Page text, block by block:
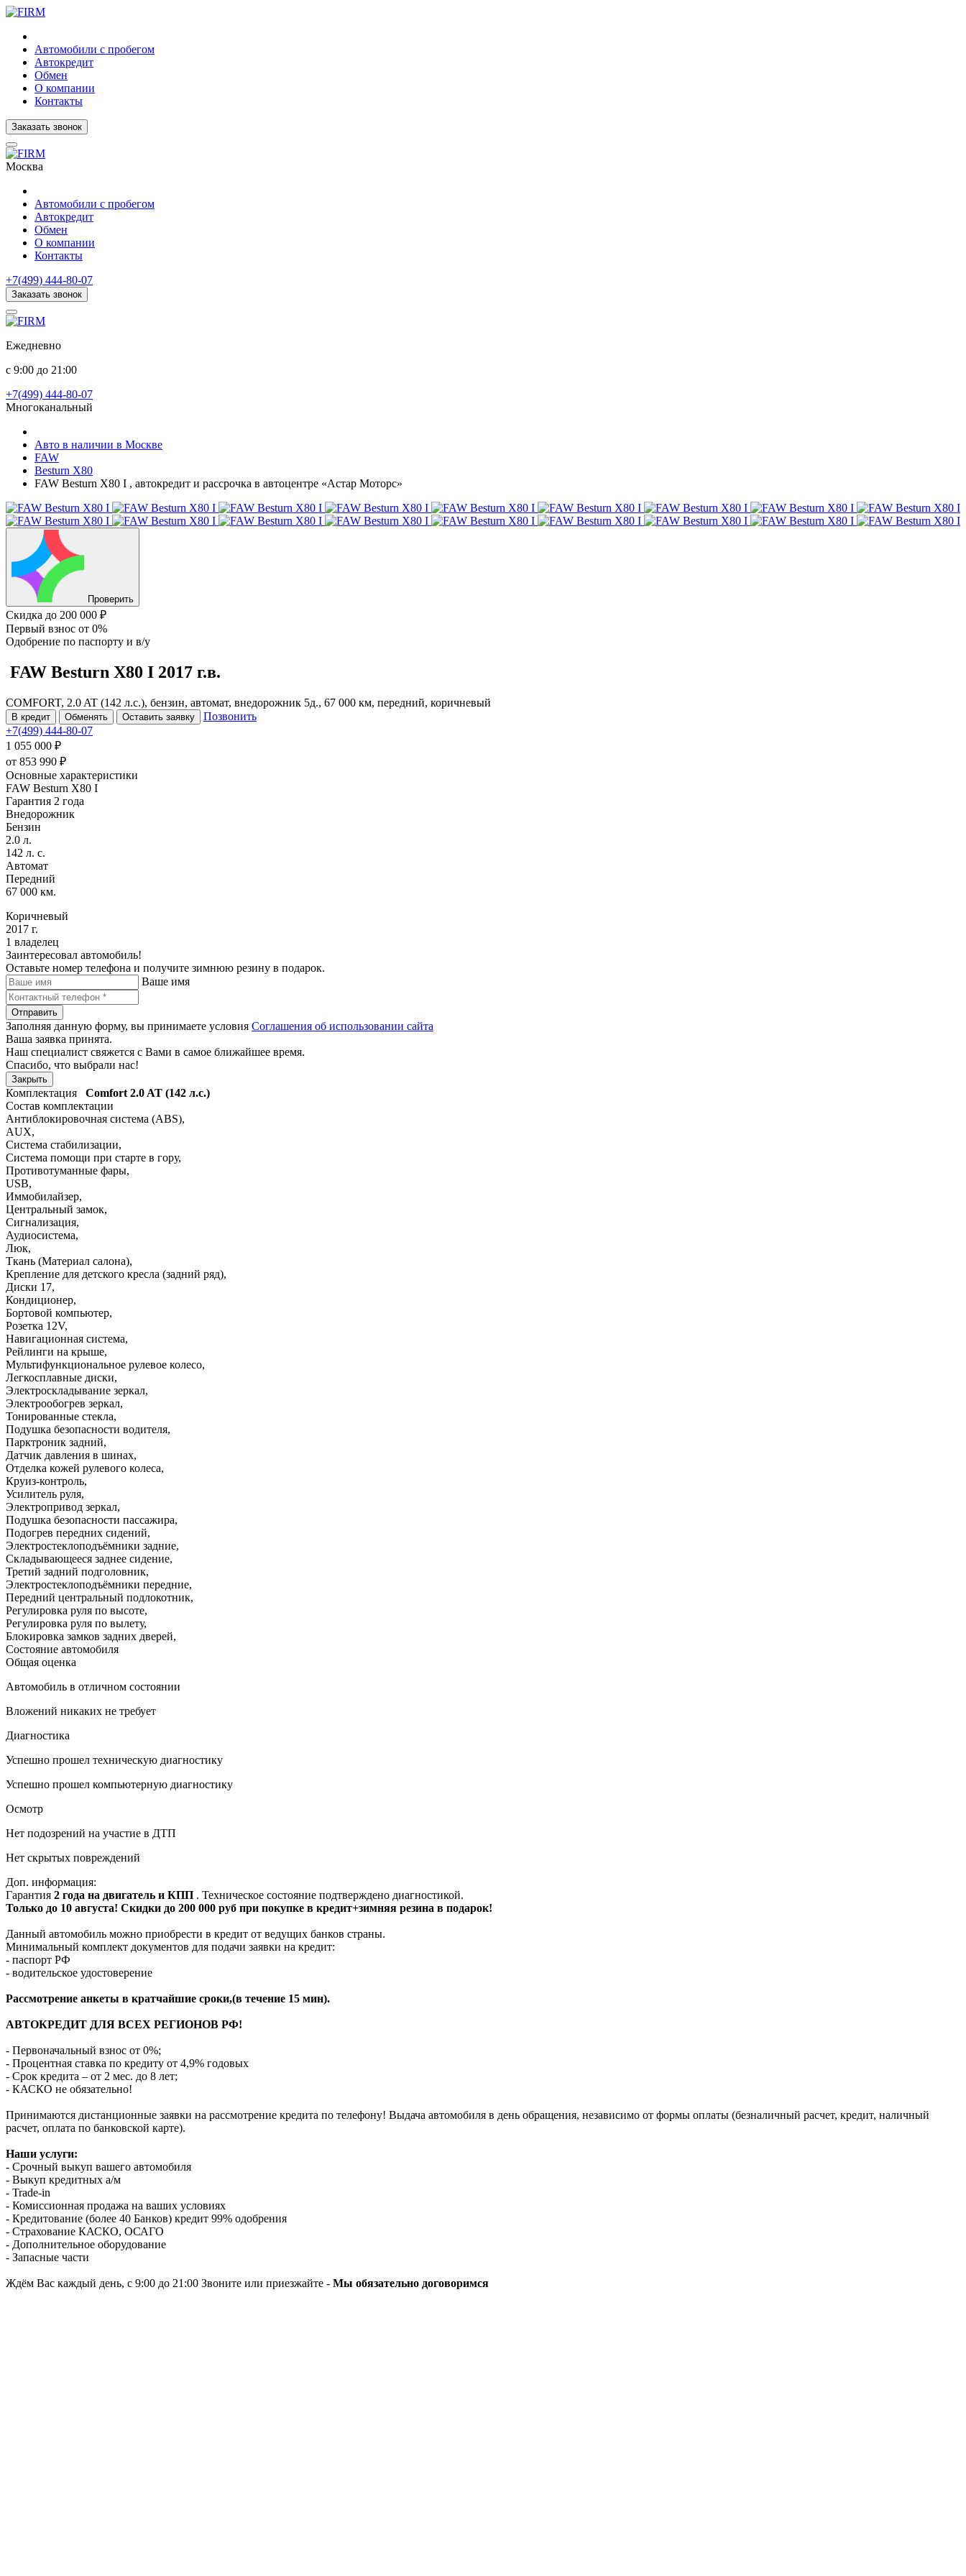
Автомобили с пробегом
Автокредит
Обмен
О компании
Контакты
Заказать звонок
Москва
Автомобили с пробегом
Автокредит
Обмен
О компании
Контакты
+7(499) 444-80-07
Заказать звонок
Ежедневно
с 9:00 до 21:00
+7(499) 444-80-07
Многоканальный
Авто в наличии в Москве
FAW
Besturn X80
FAW Besturn X80 I , автокредит и рассрочка в автоцентре «Астар Моторс»
Проверить
Скидка до 200 000 ₽
Первый взнос от 0%
Одобрение по паспорту и в/у
FAW Besturn X80 I 2017 г.в.
COMFORT, 2.0 AT (142 л.с.), бензин, автомат, внедорожник 5д., 67 000 км, передний, коричневый
В кредит Обменять Оставить заявку
Позвонить
+7(499) 444-80-07
1 055 000 ₽
от 853 990 ₽
Основные характеристики
FAW Besturn X80 I
Гарантия 2 года
Внедорожник
Бензин
2.0 л.
142 л. с.
Автомат
Передний
67 000 км.
Коричневый
2017 г.
1 владелец
Заинтересовал автомобиль!
Оставьте номер телефона и получите зимнюю резину в подарок.
Ваше имя
Отправить
Заполняя данную форму, вы принимаете условия Соглашения об использовании сайта
Ваша заявка принята.
Наш специалист свяжется с Вами в самое ближайшее время.
Спасибо, что выбрали нас!
Закрыть
Комплектация Comfort 2.0 AT (142 л.с.)
Состав комплектации
Антиблокировочная система (ABS),
AUX,
Система стабилизации,
Система помощи при старте в гору,
Противотуманные фары,
USB,
Иммобилайзер,
Центральный замок,
Сигнализация,
Аудиосистема,
Люк,
Ткань (Материал салона),
Крепление для детского кресла (задний ряд),
Диски 17,
Кондиционер,
Бортовой компьютер,
Розетка 12V,
Навигационная система,
Рейлинги на крыше,
Мультифункциональное рулевое колесо,
Легкосплавные диски,
Электроскладывание зеркал,
Электрообогрев зеркал,
Тонированные стекла,
Подушка безопасности водителя,
Парктроник задний,
Датчик давления в шинах,
Отделка кожей рулевого колеса,
Круиз-контроль,
Усилитель руля,
Электропривод зеркал,
Подушка безопасности пассажира,
Подогрев передних сидений,
Электростеклоподъёмники задние,
Складывающееся заднее сидение,
Третий задний подголовник,
Электростеклоподъёмники передние,
Передний центральный подлокотник,
Регулировка руля по высоте,
Регулировка руля по вылету,
Блокировка замков задних дверей,
Состояние автомобиля
Общая оценка
Автомобиль в отличном состоянии
Вложений никаких не требует
Диагностика
Успешно прошел техническую диагностику
Успешно прошел компьютерную диагностику
Осмотр
Нет подозрений на участие в ДТП
Нет скрытых повреждений
Доп. информация:
Гарантия 2 года на двигатель и КПП . Техническое состояние подтверждено диагностикой.
Только до 10 августа! Скидки до 200 000 руб при покупке в кредит+зимняя резина в подарок!
Данный автомобиль можно приобрести в кредит от ведущих банков страны.
Минимальный комплект документов для подачи заявки на кредит:
- паспорт РФ
- водительское удостоверение
Рассмотрение анкеты в кратчайшие сроки,(в течение 15 мин).
АВТОКРЕДИТ ДЛЯ ВСЕХ РЕГИОНОВ РФ!
- Первоначальный взнос от 0%;
- Процентная ставка по кредиту от 4,9% годовых
- Срок кредита – от 2 мес. до 8 лет;
- КАСКО не обязательно!
Принимаются дистанционные заявки на рассмотрение кредита по телефону! Выдача автомобиля в день обращения, независимо от формы оплаты (безналичный расчет, кредит, наличный
расчет, оплата по банковской карте).
Наши услуги:
- Срочный выкуп вашего автомобиля
- Выкуп кредитных а/м
- Trade-in
- Комиссионная продажа на ваших условиях
- Кредитование (более 40 Банков) кредит 99% одобрения
- Страхование КАСКО, ОСАГО
- Дополнительное оборудование
- Запасные части
Ждём Вас каждый день, с 9:00 до 21:00 Звоните или приезжайте - Мы обязательно договоримся